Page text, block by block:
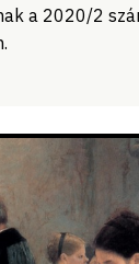
a 2020/2